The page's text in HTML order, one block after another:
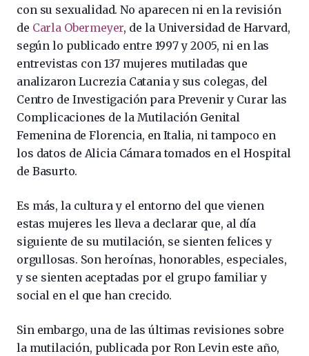
con su sexualidad. No aparecen ni en la revisión
de Carla Obermeyer, de la Universidad de Harvard,
según lo publicado entre 1997 y 2005, ni en las
entrevistas con 137 mujeres mutiladas que
analizaron Lucrezia Catania y sus colegas, del
Centro de Investigación para Prevenir y Curar las
Complicaciones de la Mutilación Genital
Femenina de Florencia, en Italia, ni tampoco en
los datos de Alicia Cámara tomados en el Hospital
de Basurto.
Es más, la cultura y el entorno del que vienen
estas mujeres les lleva a declarar que, al día
siguiente de su mutilación, se sienten felices y
orgullosas. Son heroínas, honorables, especiales,
y se sienten aceptadas por el grupo familiar y
social en el que han crecido.
Sin embargo, una de las últimas revisiones sobre
la mutilación, publicada por Ron Levin este año,